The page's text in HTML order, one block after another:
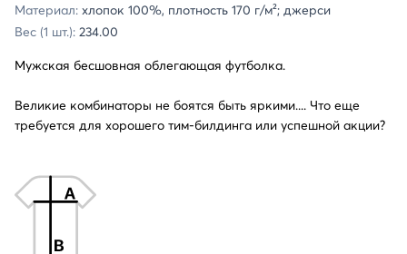
Материал: хлопок 100%, плотность 170 г/м²; джерси
Вес (1 шт.): 234.00
Мужская бесшовная облегающая футболка.
Великие комбинаторы не боятся быть яркими.... Что еще
требуется для хорошего тим-билдинга или успешной акции?